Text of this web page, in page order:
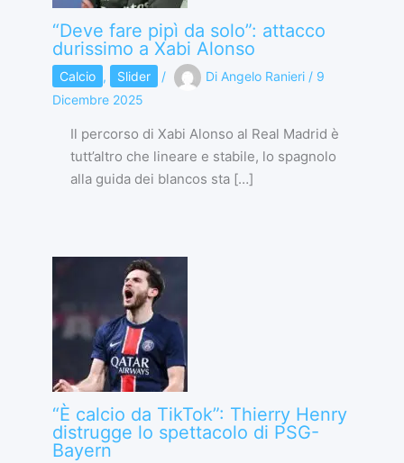
“Deve fare pipì da solo”: attacco
durissimo a Xabi Alonso
Calcio , Slider / Di Angelo Ranieri / 9
Dicembre 2025
Il percorso di Xabi Alonso al Real Madrid è
tutt’altro che lineare e stabile, lo spagnolo
alla guida dei blancos sta […]
“È calcio da TikTok”: Thierry Henry
distrugge lo spettacolo di PSG-
Bayern